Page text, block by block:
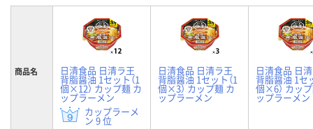
商品名 日清食品 日清ラ王
背脂醤油 1セット（1
個×12） カップ麺 カ
ップラーメン
カップラーメ
ン 9 位
日清食品 日清ラ王
背脂醤油 1セット（1
個×3） カップ麺 カ
ップラーメン
日清食品 日
背脂醤油 1セ
個×6） カッ
ップラーメン